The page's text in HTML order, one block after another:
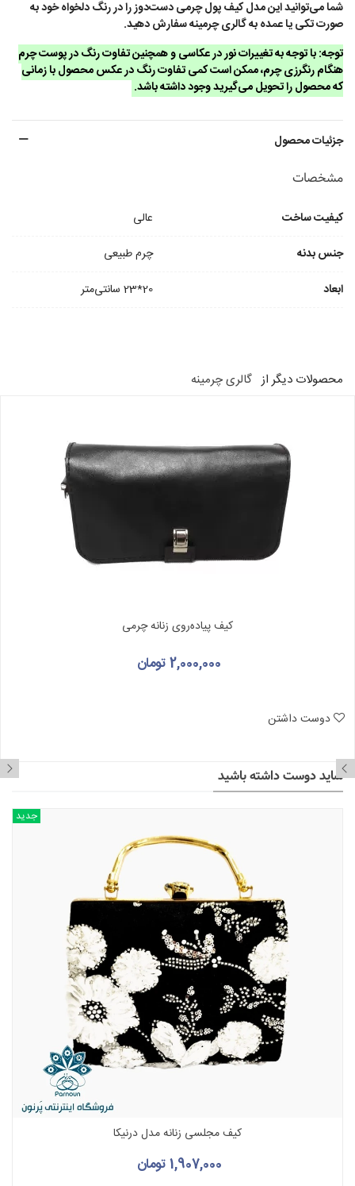
شما می‌توانید این مدل کیف پول چرمی دست‌دوز را در رنگ دلخواه خود به
صورت تکی یا عمده به گالری چرمینه سفارش دهید.
توجه: با توجه به تغییرات نور در عکاسی و همچنین تفاوت رنگ در پوست چرم
هنگام رنگرزی چرم، ممکن است کمی تفاوت رنگ در عکس محصول با زمانی
که محصول را تحویل می‌گیرید وجود داشته باشد.
جزئیات محصول
مشخصات
کیفیت ساخت
عالی
جنس بدنه
چرم طبیعی
ابعاد
20*23 سانتی‌متر
محصولات دیگر از گالری چرمینه
کیف پیاده‌روی زنانه چرمی
2,000,000 تومان
دوست داشتن
شاید دوست داشته باشید
جدید
کیف مجلسی زنانه مدل درنیکا
1,907,000 تومان